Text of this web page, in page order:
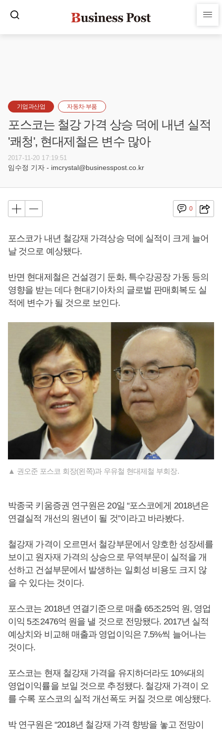
기업과산업 자동차·부품
포스코는 철강 가격 상승 덕에 내년 실적
'쾌청', 현대제철은 변수 많아
2017-11-20 17:19:51
임수정 기자 - imcrystal@businesspost.co.kr
0
포스코가 내년 철강재 가격상승 덕에 실적이 크게 늘어
날 것으로 예상됐다.
반면 현대제철은 건설경기 둔화, 특수강공장 가동 등의
영향을 받는 데다 현대기아차의 글로벌 판매회복도 실
적에 변수가 될 것으로 보인다.
▲ 권오준 포스코 회장(왼쪽)과 우유철 현대제철 부회장.
박종국 키움증권 연구원은 20일 “포스코에게 2018년은
연결실적 개선의 원년이 될 것”이라고 바라봤다.
철강재 가격이 오르면서 철강부문에서 양호한 성장세를
보이고 원자재 가격의 상승으로 무역부문이 실적을 개
선하고 건설부문에서 발생하는 일회성 비용도 크지 않
을 수 있다는 것이다.
포스코는 2018년 연결기준으로 매출 65조25억 원, 영업
이익 5조2476억 원을 낼 것으로 전망됐다. 2017년 실적
예상치와 비교해 매출과 영업이익은 7.5%씩 늘어나는
것이다.
포스코는 현재 철강재 가격을 유지하더라도 10%대의
영업이익률을 보일 것으로 추정됐다. 철강재 가격이 오
를 수록 포스코의 실적 개선폭도 커질 것으로 예상됐다.
박 연구원은 “2018년 철강재 가격 향방을 놓고 전망이